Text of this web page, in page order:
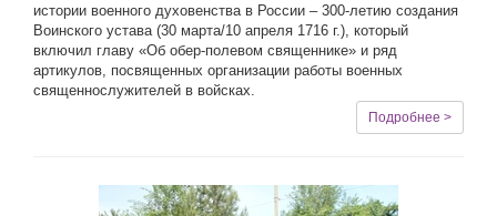
истории военного духовенства в России – 300-летию создания
Воинского устава (30 марта/10 апреля 1716 г.), который
включил главу «Об обер-полевом священнике» и ряд
артикулов, посвященных организации работы военных
священнослужителей в войсках.
Подробнее >